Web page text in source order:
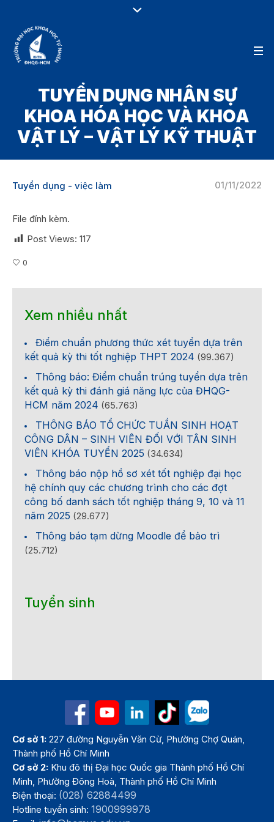
TUYỂN DỤNG NHÂN SỰ
KHOA HÓA HỌC VÀ KHOA
VẬT LÝ – VẬT LÝ KỸ THUẬT
01/11/2022
Tuyển dụng - việc làm
File đính kèm.
Post Views: 117
0
Xem nhiều nhất
Điểm chuẩn phương thức xét tuyển dựa trên
kết quả kỳ thi tốt nghiệp THPT 2024 (99.367)
Thông báo: Điểm chuẩn trúng tuyển dựa trên
kết quả kỳ thi đánh giá năng lực của ĐHQG-
HCM năm 2024 (65.763)
THÔNG BÁO TỔ CHỨC TUẦN SINH HOẠT
CÔNG DÂN – SINH VIÊN ĐỐI VỚI TÂN SINH
VIÊN KHÓA TUYỂN 2025 (34.634)
Thông báo nộp hồ sơ xét tốt nghiệp đại học
hệ chính quy các chương trình cho các đợt
công bố danh sách tốt nghiệp tháng 9, 10 và 11
năm 2025 (29.677)
Thông báo tạm dừng Moodle để bảo trì
(25.712)
Tuyển sinh
Cơ sở 1: 227 đường Nguyễn Văn Cừ, Phường Chợ Quán,
Thành phố Hồ Chí Minh
Cơ sở 2: Khu đô thị Đại học Quốc gia Thành phố Hồ Chí
Minh, Phường Đông Hoà, Thành phố Hồ Chí Minh
Điện thoại: (028) 62884499
Hotline tuyển sinh:1900999978